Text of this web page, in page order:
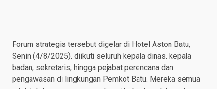
Forum strategis tersebut digelar di Hotel Aston Batu,
Senin (4/8/2025), diikuti seluruh kepala dinas, kepala
badan, sekretaris, hingga pejabat perencana dan
pengawasan di lingkungan Pemkot Batu. Mereka semua